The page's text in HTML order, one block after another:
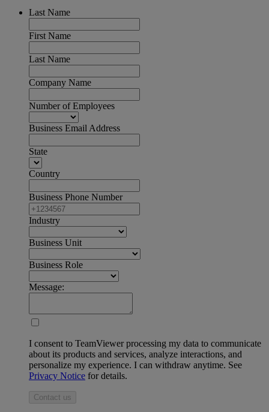
Last Name
First Name
Last Name
Company Name
Number of Employees
Business Email Address
State
Country
Business Phone Number
Industry
Business Unit
Business Role
Message:
I consent to TeamViewer processing my data to communicate
about its products and services, analyze interactions, and
personalize my experience. I can withdraw anytime. See
Privacy Notice for details.
Contact us